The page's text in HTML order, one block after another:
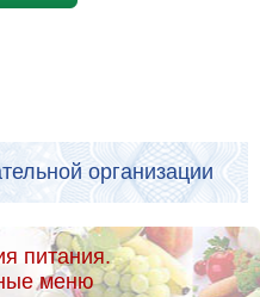
организации
питания.
меню